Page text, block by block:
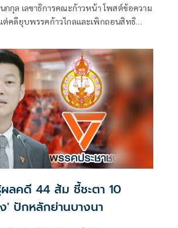
กกุล เลขาธิการคณะก้าวหน้า โพสต์ข้อความ
ต่คดียุบพรรคก้าวไกลและเพิกถอนสิทธิ
ลคดี 44 ส้ม ชี้ชะตา 10
' ปักหลักย่านบางนา